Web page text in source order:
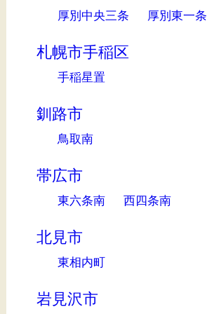
厚別中央三条 厚別東一条
札幌市手稲区
手稲星置
釧路市
鳥取南
帯広市
東六条南 西四条南
北見市
東相内町
岩見沢市